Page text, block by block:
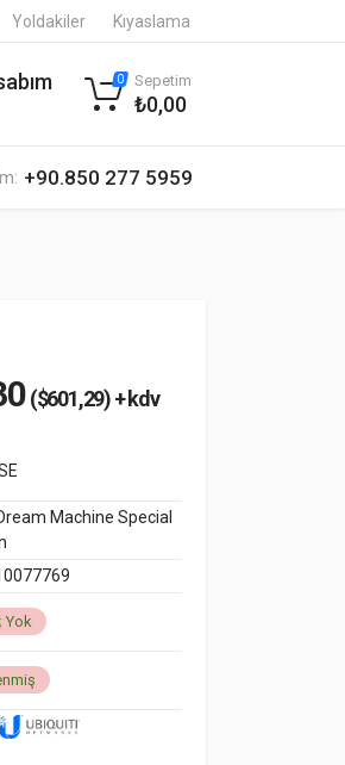
Yoldakiler Kıyaslama
+90.850 277 5959
0 Sepetim
₺0,00
($601,29) + kdv
Machine Special
Yok